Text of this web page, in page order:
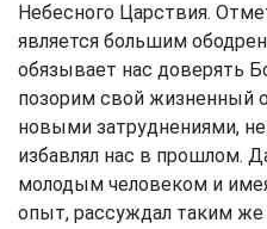
Небесного Царствия.
является большим
обязывает нас доверять
позорим свой жизненный
новыми затруднениями,
избавлял нас в прошлом.
молодым человеком и
опыт, рассуждал таким же